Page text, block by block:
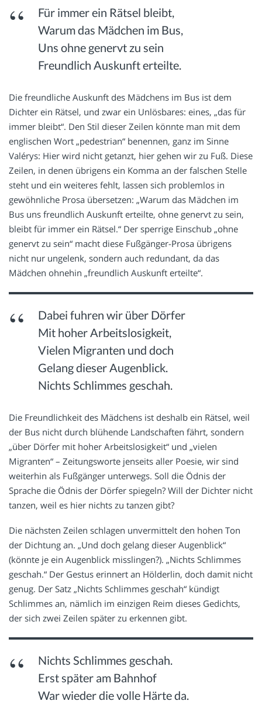
Für immer ein Rätsel bleibt,
Warum das Mädchen im Bus,
Uns ohne genervt zu sein
Freundlich Auskunft erteilte.
Die freundliche Auskunft des Mädchens im Bus ist dem
Dichter ein Rätsel, und zwar ein Unlösbares: eines, „das für
immer bleibt“. Den Stil dieser Zeilen könnte man mit dem
englischen Wort „pedestrian“ benennen, ganz im Sinne
Valérys: Hier wird nicht getanzt, hier gehen wir zu Fuß. Diese
Zeilen, in denen übrigens ein Komma an der falschen Stelle
steht und ein weiteres fehlt, lassen sich problemlos in
gewöhnliche Prosa übersetzen: „Warum das Mädchen im
Bus uns freundlich Auskunft erteilte, ohne genervt zu sein,
bleibt für immer ein Rätsel.“ Der sperrige Einschub „ohne
genervt zu sein“ macht diese Fußgänger-Prosa übrigens
nicht nur ungelenk, sondern auch redundant, da das
Mädchen ohnehin „freundlich Auskunft erteilte“.
Dabei fuhren wir über Dörfer
Mit hoher Arbeitslosigkeit,
Vielen Migranten und doch
Gelang dieser Augenblick.
Nichts Schlimmes geschah.
Die Freundlichkeit des Mädchens ist deshalb ein Rätsel, weil
der Bus nicht durch blühende Landschaften fährt, sondern
„über Dörfer mit hoher Arbeitslosigkeit“ und „vielen
Migranten“ – Zeitungsworte jenseits aller Poesie, wir sind
weiterhin als Fußgänger unterwegs. Soll die Ödnis der
Sprache die Ödnis der Dörfer spiegeln? Will der Dichter nicht
tanzen, weil es hier nichts zu tanzen gibt?
Die nächsten Zeilen schlagen unvermittelt den hohen Ton
der Dichtung an. „Und doch gelang dieser Augenblick“
(könnte je ein Augenblick misslingen?). „Nichts Schlimmes
geschah.“ Der Gestus erinnert an Hölderlin, doch damit nicht
genug. Der Satz „Nichts Schlimmes geschah“ kündigt
Schlimmes an, nämlich im einzigen Reim dieses Gedichts,
der sich zwei Zeilen später zu erkennen gibt.
Nichts Schlimmes geschah.
Erst später am Bahnhof
War wieder die volle Härte da.